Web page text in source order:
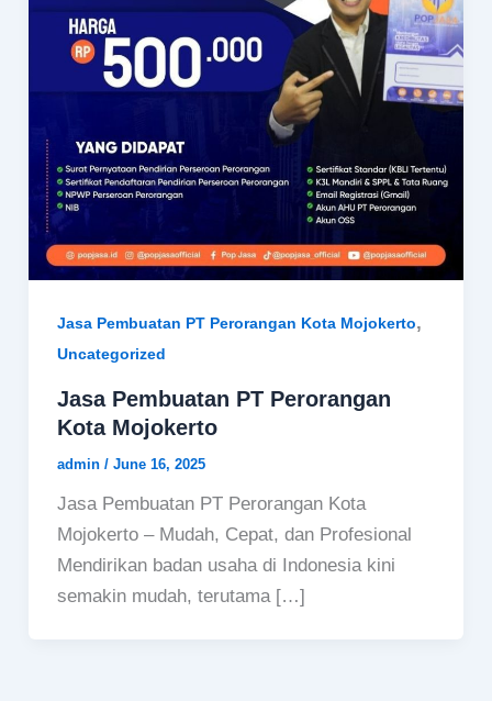
Jasa Pembuatan PT Perorangan Kota Mojokerto,
Uncategorized
Jasa Pembuatan PT Perorangan
Kota Mojokerto
admin / June 16, 2025
Jasa Pembuatan PT Perorangan Kota
Mojokerto – Mudah, Cepat, dan Profesional
Mendirikan badan usaha di Indonesia kini
semakin mudah, terutama […]